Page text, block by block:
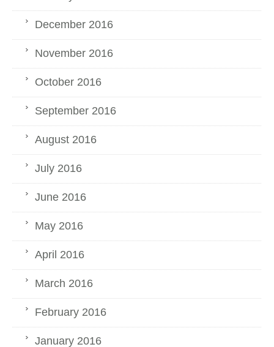
December 2016
November 2016
October 2016
September 2016
August 2016
July 2016
June 2016
May 2016
April 2016
March 2016
February 2016
January 2016